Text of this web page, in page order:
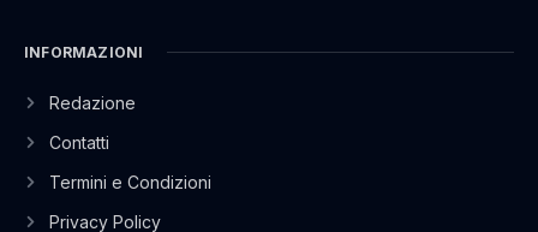
INFORMAZIONI
Redazione
Contatti
Termini e Condizioni
Privacy Policy